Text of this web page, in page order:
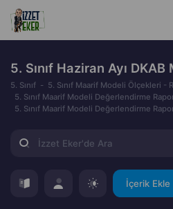
5. Sınıf Haziran Ayı
5. Sınıf
5. Sınıf Maarif Modeli Ölçekleri -
5. Sınıf Maarif Modeli Değerlendirme
5. Sınıf Maarif Modeli Değerlendirme
İçerik Ekle